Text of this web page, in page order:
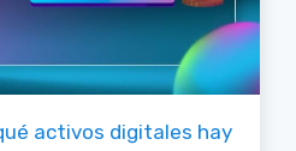
activos digitales hay